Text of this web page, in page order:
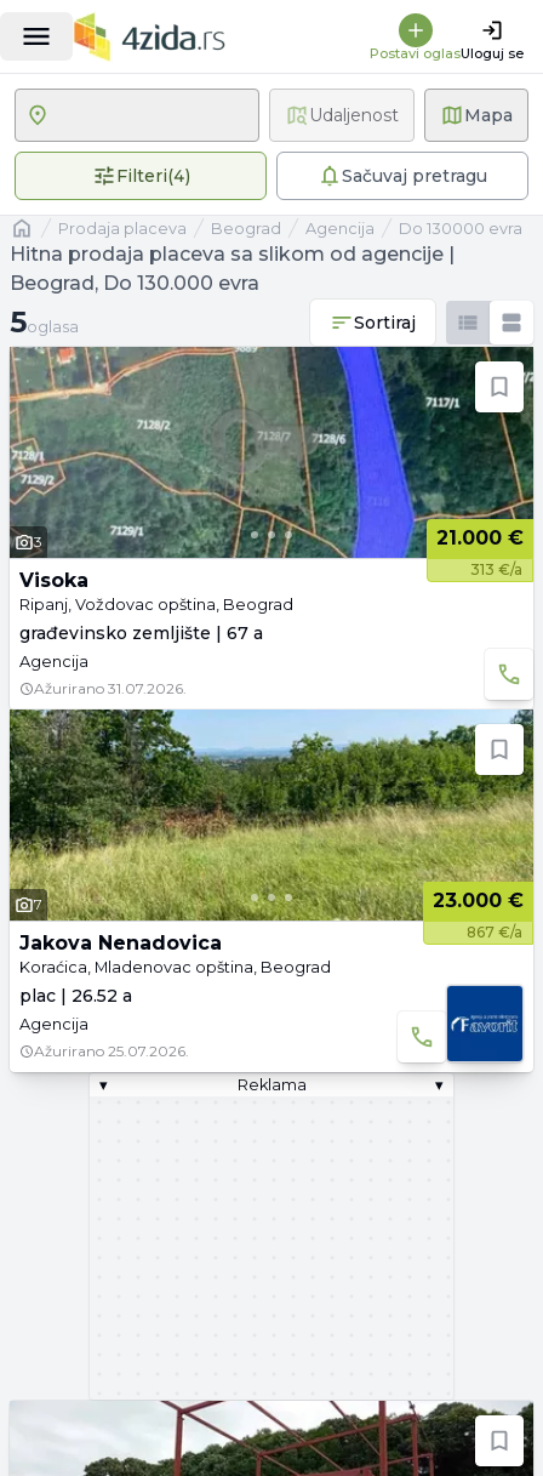
Postavi oglasUloguj se
Mapa
Filteri(4)4 primenjena filteraSačuvaj pretragu
Udaljenost
Naslovnaprodaja placeva Beograd agencija Do 130000 evra
Hitna prodaja placeva sa slikom od agencije |
Beograd, Do 130.000 evra
5 oglasa
5oglasa Sortiraj
3 21.000 €
313 €/a
Visoka
Ripanj, Voždovac opština, Beograd
građevinsko zemljište | 67 a
Agencija
Ažurirano 31.07.2026.
7 23.000 €
867 €/a
Jakova Nenadovica
Koraćica, Mladenovac opština, Beograd
plac | 26.52 a
Agencija
Ažurirano 25.07.2026.
▾
Reklama ▾